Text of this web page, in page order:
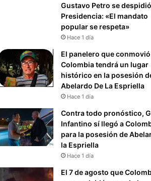
Gustavo Petro se
Presidencia: «El mandato
popular se respeta»
Hace 1 día
El panelero que
Colombia tendrá un lugar
histórico en la posesión
Abelardo De La Espriella
Hace 1 día
Contra todo pronóstico,
Infantino sí llegó a
para la posesión de
la Espriella
Hace 1 día
El 7 de agosto que